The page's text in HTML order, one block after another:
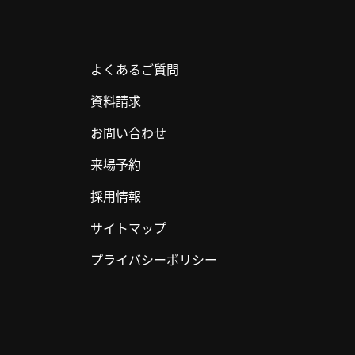
よくあるご質問
資料請求
お問い合わせ
来場予約
採用情報
サイトマップ
プライバシーポリシー